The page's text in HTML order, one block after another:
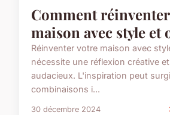
Comment
maison avec style
Réinventer votre maison avec
nécessite une réflexion créative
audacieux. L'inspiration peut
combinaisons i...
30 décembre 2024